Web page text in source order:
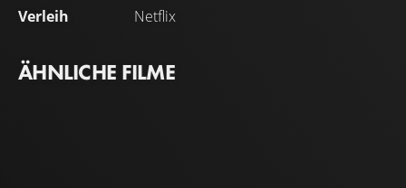
Verleih
Netflix
ÄHNLICHE FILME